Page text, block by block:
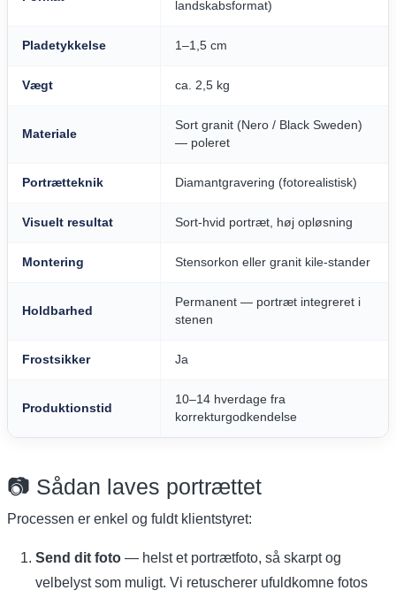
landskabsformat)
Pladetykkelse 1–1,5 cm
Vægt ca. 2,5 kg
Materiale
Sort granit (Nero / Black Sweden)
— poleret
Portrætteknik Diamantgravering (fotorealistisk)
Visuelt resultat Sort-hvid portræt, høj opløsning
Montering Stensorkon eller granit kile-stander
Holdbarhed
Permanent — portræt integreret i
stenen
Frostsikker Ja
Produktionstid
10–14 hverdage fra
korrekturgodkendelse
📷 Sådan laves portrættet
Processen er enkel og fuldt klientstyret:
Send dit foto — helst et portrætfoto, så skarpt og
velbelyst som muligt. Vi retuscherer ufuldkomne fotos